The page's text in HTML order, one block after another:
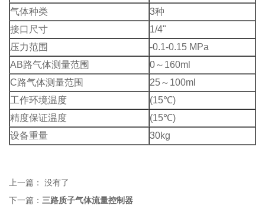
气体种类
3种
接口尺寸
1/4"
压力范围
-0.1-0.15 MPa
AB路气体测量范围
0～160ml
C路气体测量范围
25～100ml
工作环境温度
(15℃)
精度保证温度
(15℃)
设备重量
30kg
上一篇： 没有了
下一篇： 三路质子气体流量控制器